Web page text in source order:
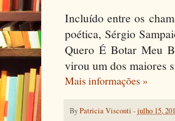
Incluído entre os
poética, Sérgio
Quero É Botar Meu
virou um dos maiores
Mais informações »
ByPatricia Visconti -julho 15,